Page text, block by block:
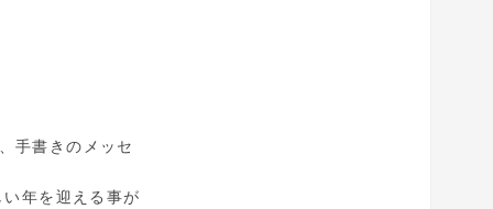
手書きのメッセ
年を迎える事が